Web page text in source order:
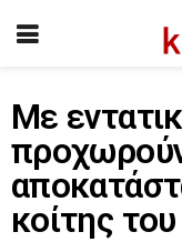
Με
κοίτης